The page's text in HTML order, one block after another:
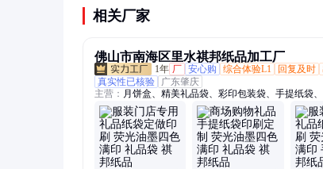
相关厂家
佛山市南海区里水祺邦纸品加工厂
1年 厂 安心购 综合体验L1 回复及时
真实性已核验
广东肇庆
主营： 月饼盒、精美礼品袋、彩印包装袋、手提纸袋
质手提袋、卡纸手提袋子、礼品纸袋定做、彩色纸袋
盒、纸盒、水果纸箱、纸盒定制、纸袋定制、茶叶礼品
包、手提袋子定做、葡萄酒手提袋、包装盒、彩盒、
包装盒、手提袋、信封